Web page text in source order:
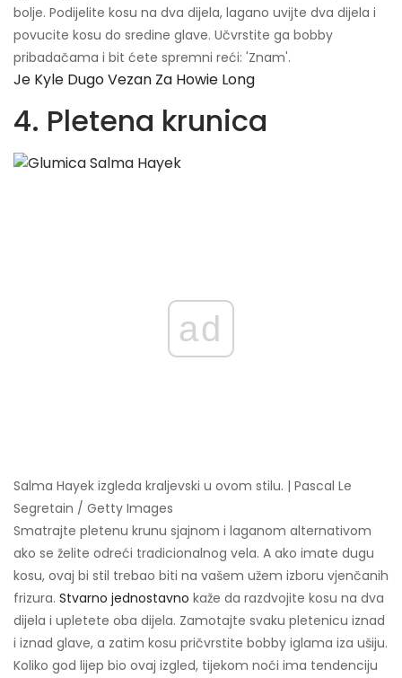
bolje. Podijelite kosu na dva dijela, lagano uvijte dva dijela i
povucite kosu do sredine glave. Učvrstite ga bobby
pribadačama i bit ćete spremni reći: 'Znam'.
Je Kyle Dugo Vezan Za Howie Long
4. Pletena krunica
ad
Salma Hayek izgleda kraljevski u ovom stilu. | Pascal Le
Segretain / Getty Images
Smatrajte pletenu krunu sjajnom i laganom alternativom
ako se želite odreći tradicionalnog vela. A ako imate dugu
kosu, ovaj bi stil trebao biti na vašem užem izboru vjenčanih
frizura. Stvarno jednostavno kaže da razdvojite kosu na dva
dijela i upletete oba dijela. Zamotajte svaku pletenicu iznad
i iznad glave, a zatim kosu pričvrstite bobby iglama iza ušiju.
Koliko god lijep bio ovaj izgled, tijekom noći ima tendenciju